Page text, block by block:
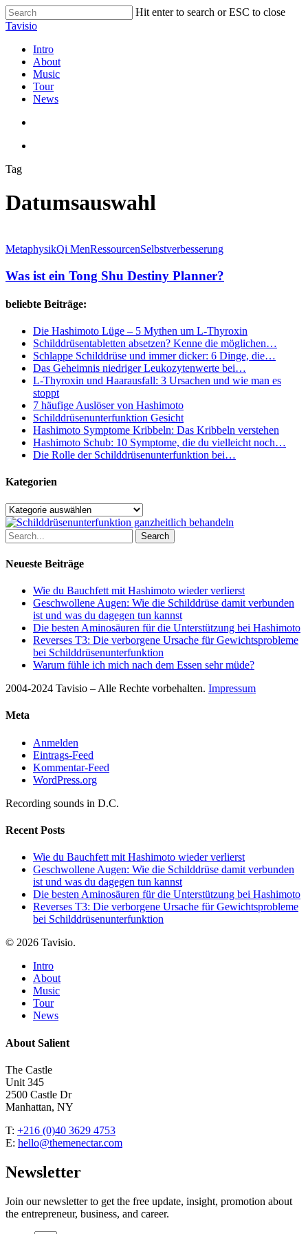
Skip
to
content
Hit enter to search or ESC to close
Close
Tavisio
search
Menu
Intro
About
Music
Tour
News
Tag
Datumsauswahl
ist
Tong
Shu
Destiny
Planner?
MetaphysikQi MenRessourcenSelbstverbesserung
Was ist ein Tong Shu Destiny Planner?
beliebte Beiträge:
Die Hashimoto Lüge – 5 Mythen um L-Thyroxin
Schilddrüsentabletten absetzen? Kenne die möglichen…
Schlappe Schilddrüse und immer dicker: 6 Dinge, die…
Das Geheimnis niedriger Leukozytenwerte bei…
L-Thyroxin und Haarausfall: 3 Ursachen und wie man es
stoppt
7 häufige Auslöser von Hashimoto
Schilddrüsenunterfunktion Gesicht
Hashimoto Symptome Kribbeln: Das Kribbeln verstehen
Hashimoto Schub: 10 Symptome, die du vielleicht noch…
Die Rolle der Schilddrüsenunterfunktion bei…
Kategorien
Kategorien
Search
Neueste Beiträge
Wie du Bauchfett mit Hashimoto wieder verlierst
Geschwollene Augen: Wie die Schilddrüse damit verbunden
ist und was du dagegen tun kannst
Die besten Aminosäuren für die Unterstützung bei Hashimoto
Reverses T3: Die verborgene Ursache für Gewichtsprobleme
bei Schilddrüsenunterfunktion
Warum fühle ich mich nach dem Essen sehr müde?
2004-2024 Tavisio – Alle Rechte vorbehalten. Impressum
Meta
Anmelden
Eintrags-Feed
Kommentar-Feed
WordPress.org
Recording sounds in D.C.
Recent Posts
Wie du Bauchfett mit Hashimoto wieder verlierst
Geschwollene Augen: Wie die Schilddrüse damit verbunden
ist und was du dagegen tun kannst
Die besten Aminosäuren für die Unterstützung bei Hashimoto
Reverses T3: Die verborgene Ursache für Gewichtsprobleme
bei Schilddrüsenunterfunktion
© 2026 Tavisio.
Close
Menu
Intro
About
Music
Tour
News
About Salient
The Castle
Unit 345
2500 Castle Dr
Manhattan, NY
T: +216 (0)40 3629 4753
E: hello@themenectar.com
Newsletter
Join our newsletter to get the free update, insight, promotion about
the entrepreneur, business, and career.